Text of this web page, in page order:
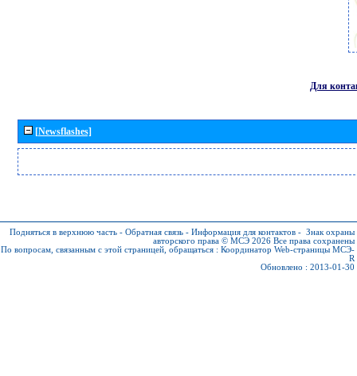
Для
[Newsflashes]
Подняться в верхнюю часть - Обратная связь - Информация для контактов - Знак охраны
авторского права © МСЭ 2026 Все права сохранены
По вопросам, связанным с этой страницей, обращаться : Координатор Web-страницы МСЭ-
R
Обновлено : 2013-01-30